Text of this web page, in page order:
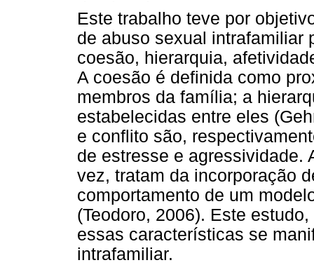
Este trabalho teve por
de abuso sexual intrafamiliar
coesão, hierarquia,
A coesão é definida como
membros da família; a
estabelecidas entre eles
e conflito são,
de estresse e agressividade.
vez, tratam da incorporação
comportamento de um
(Teodoro, 2006). Este
essas características se
intrafamiliar.